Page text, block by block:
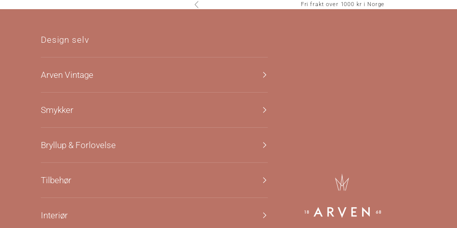
Hopp til innhold Forrige Fri frakt over 1000 kr i Norge
Design selv
Arven Vintage
Smykker
Bryllup & Forlovelse
Tilbehør
Interiør